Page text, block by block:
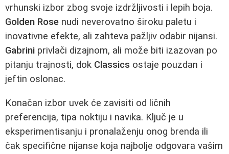
vrhunski izbor zbog svoje izdržljivosti i lepih boja.
Golden Rose nudi neverovatno široku paletu i
inovativne efekte, ali zahteva pažljiv odabir nijansi.
Gabrini privlači dizajnom, ali može biti izazovan po
pitanju trajnosti, dok Classics ostaje pouzdan i
jeftin oslonac.
Konačan izbor uvek će zavisiti od ličnih
preferencija, tipa noktiju i navika. Ključ je u
eksperimentisanju i pronalaženju onog brenda ili
čak specifične nijanse koja najbolje odgovara vašim